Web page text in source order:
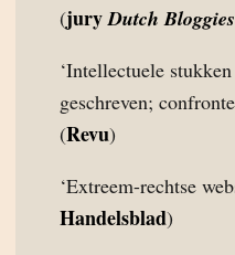
(juryDutch Bloggies
‘Intellectuele
geschreven;
(Revu)
‘Extreem-rechtse
Handelsblad)